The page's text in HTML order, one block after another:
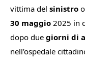
vittima del sinistro
30 maggio 2025 in
dopo due giorni di
nell’ospedale